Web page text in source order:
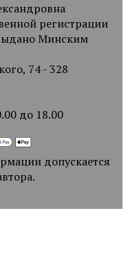
регистрации
Минским
74 - 328
до 18.00
допускается